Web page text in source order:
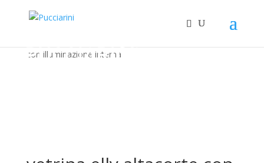
con illuminazione interna
-51%
-73%
Esaurito
-68%
-48%